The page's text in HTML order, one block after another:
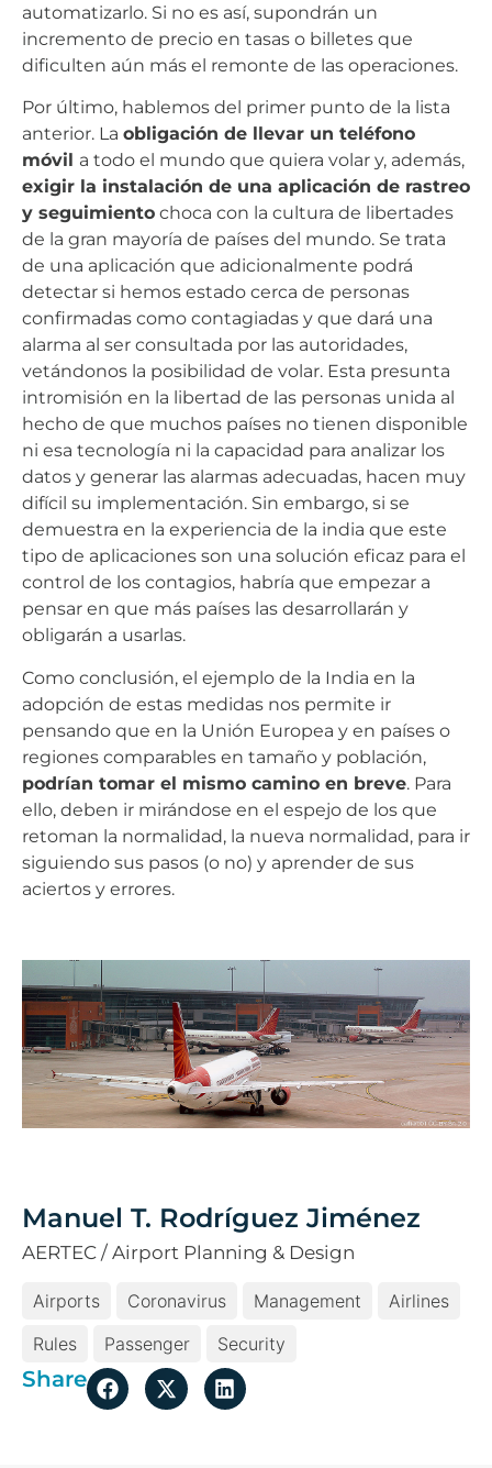
automatizarlo. Si no es así, supondrán un
incremento de precio en tasas o billetes que
dificulten aún más el remonte de las operaciones.
Por último, hablemos del primer punto de la lista
anterior. La obligación de llevar un teléfono
móvil a todo el mundo que quiera volar y, además,
exigir la instalación de una aplicación de rastreo
y seguimiento choca con la cultura de libertades
de la gran mayoría de países del mundo. Se trata
de una aplicación que adicionalmente podrá
detectar si hemos estado cerca de personas
confirmadas como contagiadas y que dará una
alarma al ser consultada por las autoridades,
vetándonos la posibilidad de volar. Esta presunta
intromisión en la libertad de las personas unida al
hecho de que muchos países no tienen disponible
ni esa tecnología ni la capacidad para analizar los
datos y generar las alarmas adecuadas, hacen muy
difícil su implementación. Sin embargo, si se
demuestra en la experiencia de la india que este
tipo de aplicaciones son una solución eficaz para el
control de los contagios, habría que empezar a
pensar en que más países las desarrollarán y
obligarán a usarlas.
Como conclusión, el ejemplo de la India en la
adopción de estas medidas nos permite ir
pensando que en la Unión Europea y en países o
regiones comparables en tamaño y población,
podrían tomar el mismo camino en breve. Para
ello, deben ir mirándose en el espejo de los que
retoman la normalidad, la nueva normalidad, para ir
siguiendo sus pasos (o no) y aprender de sus
aciertos y errores.
Manuel T. Rodríguez Jiménez
AERTEC / Airport Planning & Design
Airports Coronavirus Management
Airlines
Rules
Passenger Security
Share